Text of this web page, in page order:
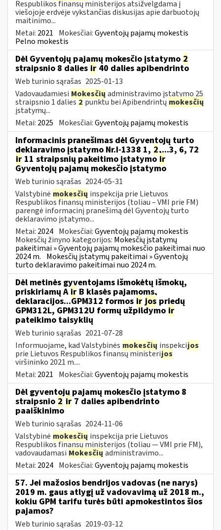
Respublikos finansų ministerijos atsižvelgdama į
viešojoje erdvėje vykstančias diskusijas apie darbuotojų
maitinimo...
Metai: 2021 Mokesčiai:Gyventojų pajamų mokestis
Pelno mokestis
Dėl Gyventojų pajamų mokesčio įstatymo 2
straipsnio 8 dalies ir 40 dalies apibendrinto
Web turinio sąrašas 2025-01-13
Vadovaudamiesi Mokesčių administravimo įstatymo 25
straipsnio 1 dalies2punktu bei Apibendrintų mokesčių
įstatymų...
Metai: 2025 Mokesčiai:Gyventojų pajamų mokestis
Informacinis pranešimas dėl Gyventojų turto
deklaravimo įstatymo Nr.I-1338 1, 2,...3, 6, 72
ir 11 straipsnių pakeitimo įstatymoir
Gyventojų pajamų mokesčio įstatymo
Web turinio sąrašas 2024-05-31
Valstybinė mokesčių inspekcija prie Lietuvos
Respublikos finansų ministerijos (toliau – VMI prie FM)
parengė informacinį pranešimą dėl Gyventojų turto
deklaravimo įstatymo...
Metai: 2024 Mokesčiai:Gyventojų pajamų mokestis
Mokesčių žinyno kategorijos: Mokesčių įstatymų
pakeitimai » Gyventojų pajamų mokesčio pakeitimai nuo
2024 m. Mokesčių įstatymų pakeitimai » Gyventojų
turto deklaravimo pakeitimai nuo 2024 m.
Dėl metinės gyventojams išmokėtų išmokų,
priskiriamų A ir B klasės pajamoms,
deklaracijos...GPM312 formos ir jos priedų
GPM312L, GPM312U formų užpildymo ir
pateikimo taisyklių
Web turinio sąrašas 2021-07-28
Informuojame, kad Valstybinės mokesčių inspekcijos
prie Lietuvos Respublikos finansų ministerijos
viršininko 2021 m....
Metai: 2021 Mokesčiai:Gyventojų pajamų mokestis
Dėl gyventojų pajamų mokesčio įstatymo 8
straipsnio 2 ir 7 dalies apibendrinto
paaiškinimo
Web turinio sąrašas 2024-11-06
Valstybinė mokesčių inspekcija prie Lietuvos
Respublikos finansų ministerijos (toliau — VMI prie FM),
vadovaudamasi Mokesčių administravimo...
Metai: 2024 Mokesčiai:Gyventojų pajamų mokestis
57. Jei mažosios bendrijos vadovas (ne narys)
2019 m. gaus atlygį už vadovavimą už 2018 m.,
kokiu GPM tarifu turės būti apmokestintos šios
pajamos?
Web turinio sąrašas 2019-03-12